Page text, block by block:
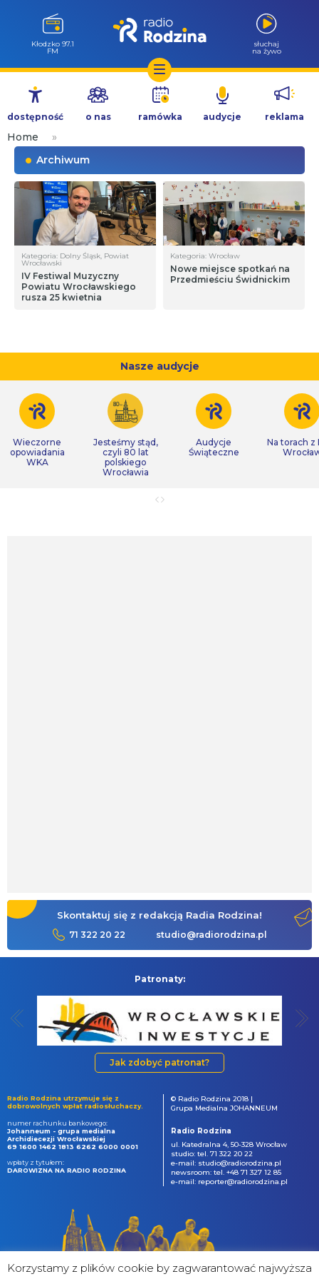
Przejdź
treści
Kłodzko 97.1
FM
słuchaj
na żywo
dostępność o nas ramówka audycje reklama
Home
»
Archiwum
Kategoria: Dolny Śląsk, Powiat
Wrocławski
IV Festiwal Muzyczny
Powiatu Wrocławskiego
rusza 25 kwietnia
Kategoria: Wrocław
Nowe miejsce spotkań na
Przedmieściu Świdnickim
Nasze audycje
Wieczorne
opowiadania
WKA
Jesteśmy stąd,
czyli 80 lat
polskiego
Wrocławia
Audycje
Świąteczne
Na torach z
Skontaktuj się z redakcją Radia Rodzina!
71 322 20 22 studio@radiorodzina.pl
Patronaty:
Jak zdobyć patronat?
Radio Rodzina utrzymuje się z
dobrowolnych wpłat radiosłuchaczy.
numer rachunku bankowego:
Johanneum - grupa medialna
Archidiecezji Wrocławskiej
69 1600 1462 1813 6262 6000 0001
wpłaty z tytułem:
DAROWIZNA NA RADIO RODZINA
© Radio Rodzina 2018 |
Grupa Medialna JOHANNEUM
Radio Rodzina
ul. Katedralna 4, 50-328 Wrocław
studio: tel. 71 322 20 22
e-mail: studio@radiorodzina.pl
newsroom: tel. +48 71 327 12 85
e-mail: reporter@radiorodzina.pl
Korzystamy z plików cookie by zagwarantować najwyższa